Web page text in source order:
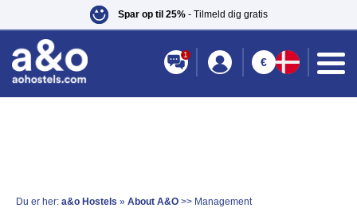
Spar op til 25% - Tilmeld dig gratis
1
€
Du er her: a&o Hostels » About A&O >> Management